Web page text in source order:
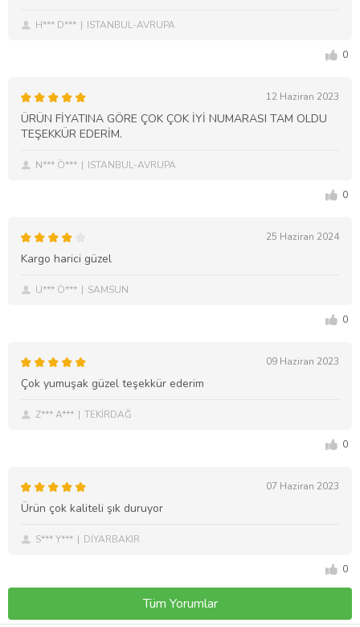
H*** D*** ISTANBUL-AVRUPA
0
12 Haziran 2023
ÜRÜN FİYATINA GÖRE ÇOK ÇOK İYİ NUMARASI TAM OLDU
TEŞEKKÜR EDERİM.
N*** Ö*** ISTANBUL-AVRUPA
0
25 Haziran 2024
Kargo harici güzel
U*** Ö*** SAMSUN
0
09 Haziran 2023
Çok yumuşak güzel teşekkür ederim
Z*** A*** TEKİRDAĞ
0
07 Haziran 2023
Ürün çok kaliteli şık duruyor
S*** Y*** DİYARBAKIR
0
Tüm Yorumlar